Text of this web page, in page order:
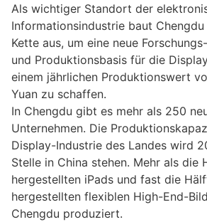
Als wichtiger Standort der
Informationsindustrie baut
Kette aus, um eine neue
und Produktionsbasis für die
einem jährlichen Produktionswert
Yuan zu schaffen.
In Chengdu gibt es mehr als 250
Unternehmen. Die
Display-Industrie des Landes wird
Stelle in China stehen. Mehr als die
hergestellten iPads und fast die
hergestellten flexiblen High-End-
Chengdu produziert.